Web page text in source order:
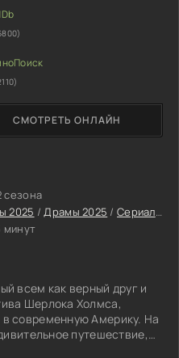
сезона
2025 /Драмы 2025 /Сериалы 2025
минут
всем как верный друг и
Шерлока Холмса,
современную Америку. На
путешествие,
СМОТРЕТЬ ОНЛАЙН